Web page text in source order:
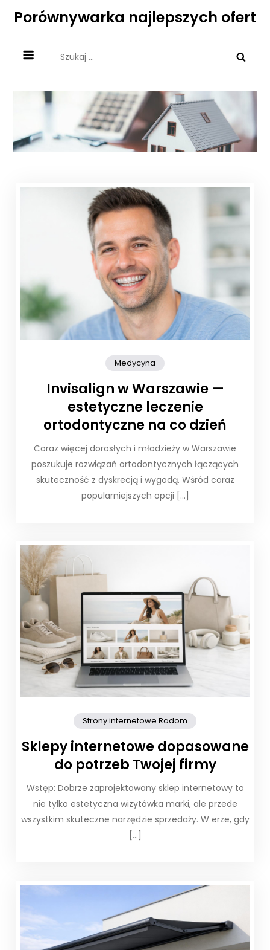
Porównywarka najlepszych ofert
Medycyna
Invisalign w Warszawie —
estetyczne leczenie
ortodontyczne na co dzień
Coraz więcej dorosłych i młodzieży w Warszawie
poszukuje rozwiązań ortodontycznych łączących
skuteczność z dyskrecją i wygodą. Wśród coraz
popularniejszych opcji […]
Strony internetowe Radom
Sklepy internetowe dopasowane
do potrzeb Twojej firmy
Wstęp: Dobrze zaprojektowany sklep internetowy to
nie tylko estetyczna wizytówka marki, ale przede
wszystkim skuteczne narzędzie sprzedaży. W erze, gdy
[…]